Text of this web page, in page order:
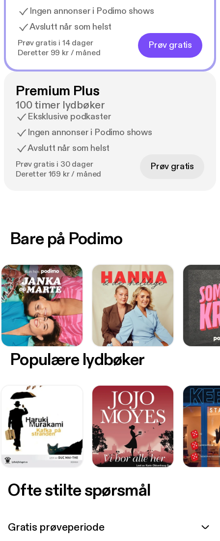
Ingen annonser i Podimo shows
Avslutt når som helst
Prøv gratis i 14 dager
Deretter 99 kr / måned
Prøv gratis
Premium Plus
100 timer lydbøker
Eksklusive podkaster
Ingen annonser i Podimo shows
Avslutt når som helst
Prøv gratis i 30 dager
Deretter 169 kr / måned
Prøv gratis
Bare på Podimo
Populære lydbøker
Ofte stilte spørsmål
Gratis prøveperiode